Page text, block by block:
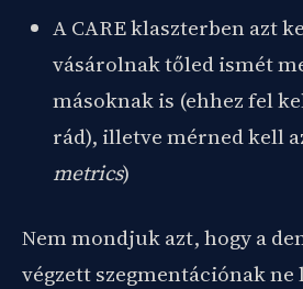
A CARE klaszterben azt
vásárolnak tőled ismét
másoknak is (ehhez fel
rád), illetve mérned kell
metrics)
Nem mondjuk azt, hogy a
végzett szegmentációnak